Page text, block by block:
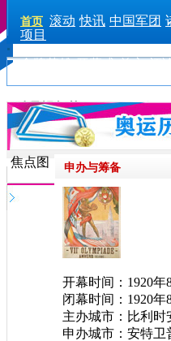
首页 滚动 快讯 中国军团
项目
金牌英雄 开幕式 前方 评
精品视频节目：西游伦敦记
云会
奥运董董锵
焦点图 申办与筹备
开幕时间：1920年
闭幕时间：1920年
主办城市：比利时
申办城市：安特卫